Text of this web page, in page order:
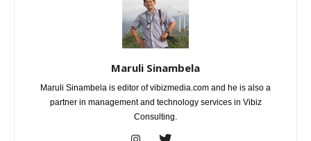
Maruli Sinambela
Maruli Sinambela is editor of vibizmedia.com and he is also a
partner in management and technology services in Vibiz
Consulting.